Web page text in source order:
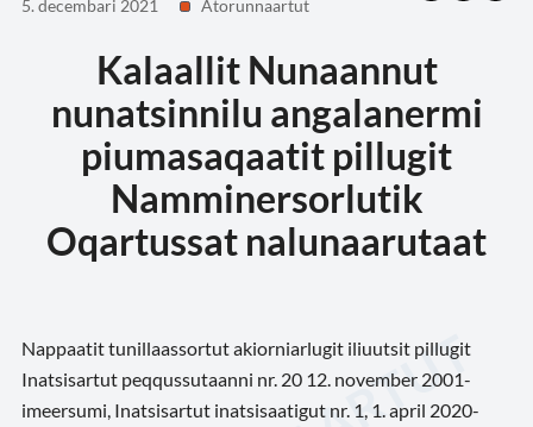
5. decembari 2021
Atorunnaartut
Kalaallit Nunaannut
nunatsinnilu angalanermi
piumasaqaatit pillugit
Namminersorlutik
Oqartussat nalunaarutaat
Nappaatit tunillaassortut akiorniarlugit iliuutsit pillugit
Inatsisartut peqqussutaanni nr. 20 12. november 2001-
imeersumi, Inatsisartut inatsisaatigut nr. 1, 1. april 2020-